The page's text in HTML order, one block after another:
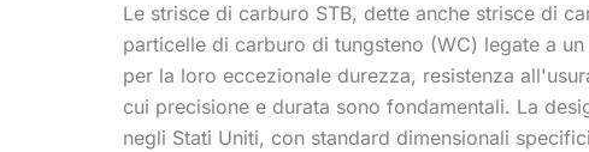
Le strisce di carburo STB, dette anche strisce di
particelle di carburo di tungsteno (WC) legate a
per la loro eccezionale durezza, resistenza
cui precisione e durata sono fondamentali. La
negli Stati Uniti, con standard dimensionali